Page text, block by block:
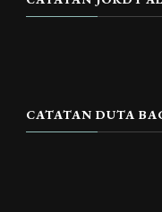
CATATAN DUTA